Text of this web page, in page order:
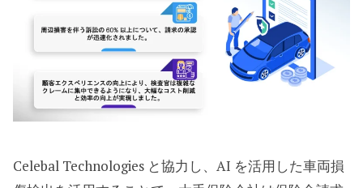
Celebal Technologies と協力し、AI を活用した車両損